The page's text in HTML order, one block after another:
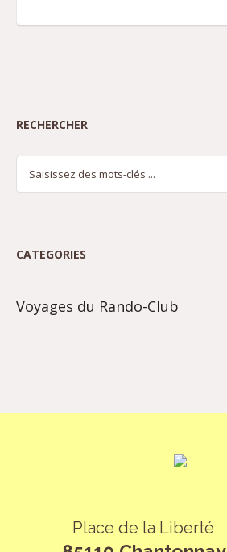
RECHERCHER
CATEGORIES
Voyages du Rando-Club
Place de la Liberté